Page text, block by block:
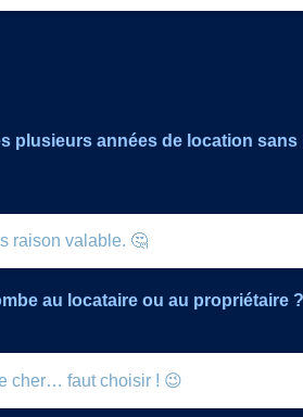
années de location
raison valable. 🤔
au locataire ou au propriétaire ?
cher… faut choisir ! 😉